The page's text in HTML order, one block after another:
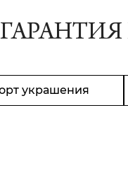
ГАРАНТИЯ
украшения